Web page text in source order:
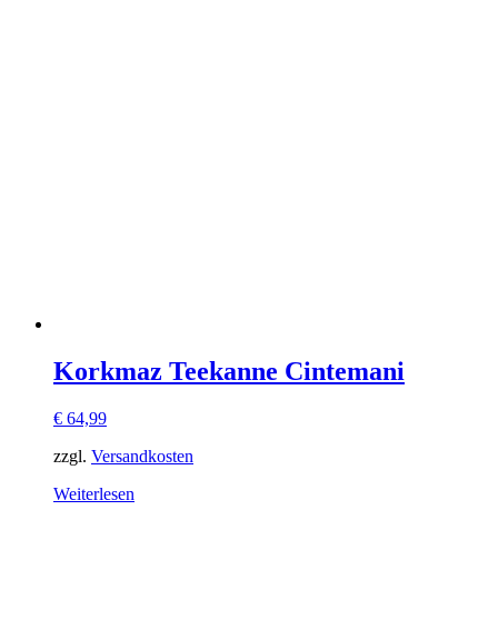
Korkmaz Teekanne Cintemani
€ 64,99
zzgl. Versandkosten
Weiterlesen